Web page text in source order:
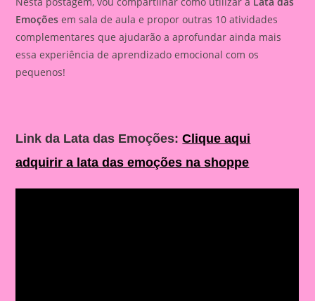
Emoções em sala de aula e propor outras 10 atividades
complementares que ajudarão a aprofundar ainda mais
essa experiência de aprendizado emocional com os
pequenos!
Link da Lata das Emoções:Clique aqui
adquirir a lata das emoções na shoppe